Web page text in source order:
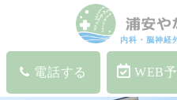
内科・脳神経
電話する WEB